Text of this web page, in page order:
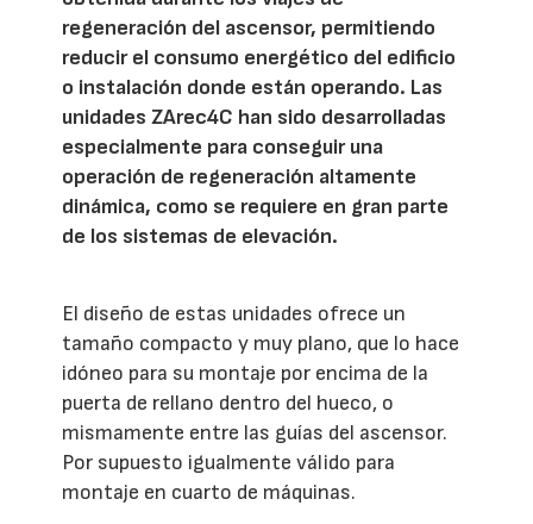
regeneración del ascensor, permitiendo
reducir el consumo energético del edificio
o instalación donde están operando. Las
unidades ZArec4C han sido desarrolladas
especialmente para conseguir una
operación de regeneración altamente
dinámica, como se requiere en gran parte
de los sistemas de elevación.
El diseño de estas unidades ofrece un
tamaño compacto y muy plano, que lo hace
idóneo para su montaje por encima de la
puerta de rellano dentro del hueco, o
mismamente entre las guías del ascensor.
Por supuesto igualmente válido para
montaje en cuarto de máquinas.